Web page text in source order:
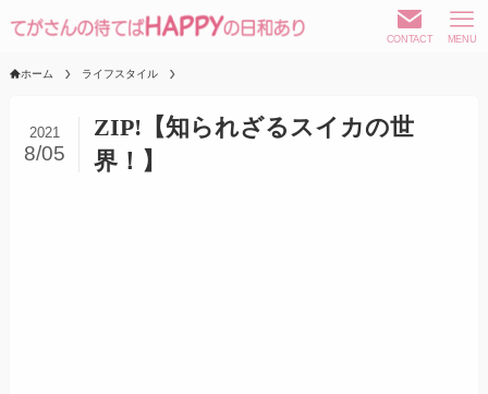
CONTACT MENU
ホーム ライフスタイル
ZIP!【知られざるスイカの世
界！】
2021
8/05